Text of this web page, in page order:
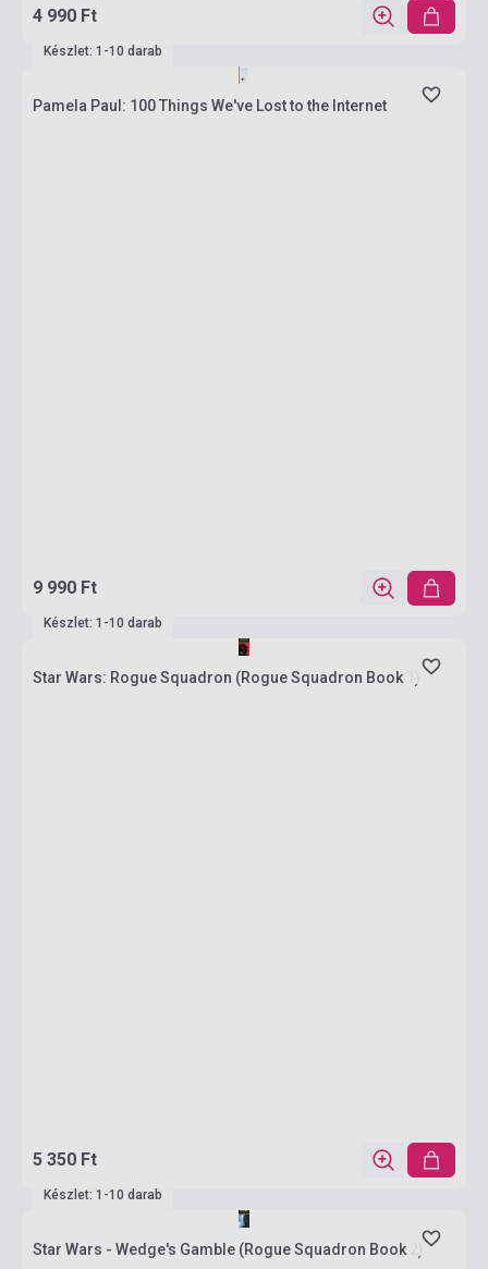
4 990 Ft
Készlet: 1-10 darab
Pamela Paul: 100 Things We've Lost to the Internet
9 990 Ft
Készlet: 1-10 darab
Star Wars: Rogue Squadron (Rogue Squadron Book 1)
5 350 Ft
Készlet: 1-10 darab
Star Wars - Wedge's Gamble (Rogue Squadron Book 2)